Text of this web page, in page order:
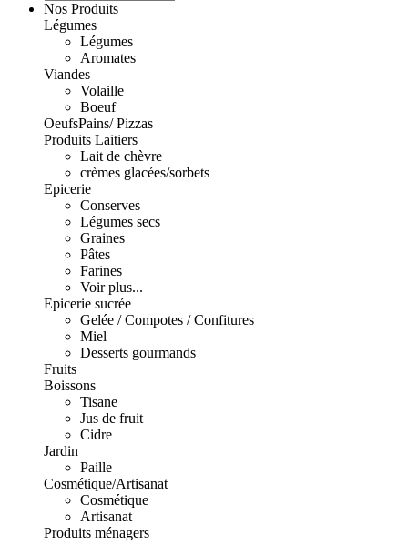
Nos Produits
Légumes
Légumes
Aromates
Viandes
Volaille
Boeuf
OeufsPains/ Pizzas
Produits Laitiers
Lait de chèvre
crèmes glacées/sorbets
Epicerie
Conserves
Légumes secs
Graines
Pâtes
Farines
Voir plus...
Epicerie sucrée
Gelée / Compotes / Confitures
Miel
Desserts gourmands
Fruits
Boissons
Tisane
Jus de fruit
Cidre
Jardin
Paille
Cosmétique/Artisanat
Cosmétique
Artisanat
Produits ménagers